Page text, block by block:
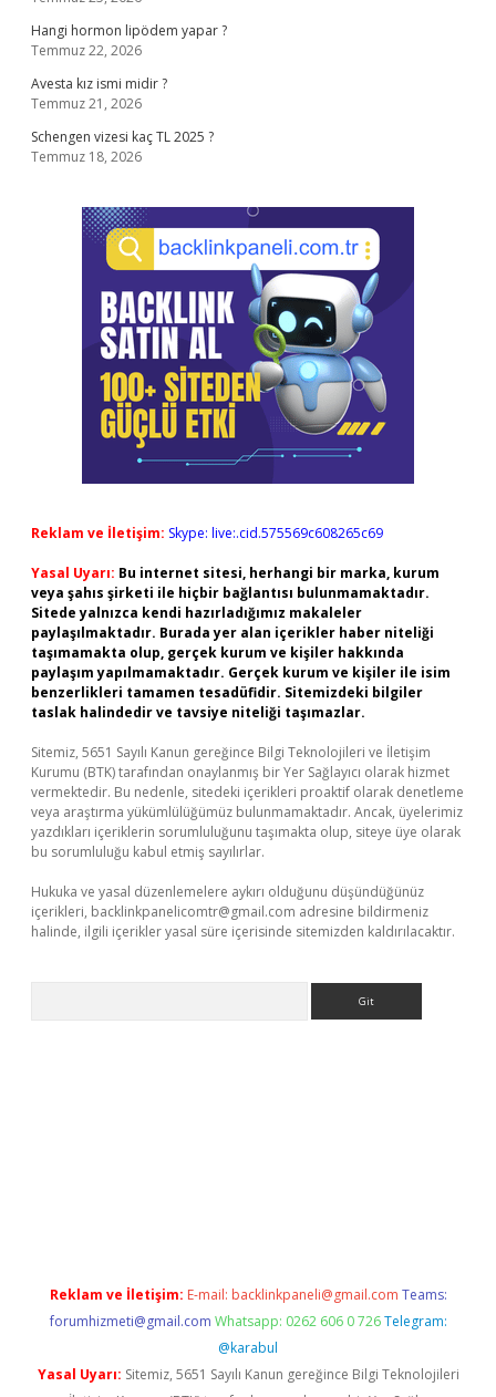
Hangi hormon lipödem yapar ?
Temmuz 22, 2026
Avesta kız ismi midir ?
Temmuz 21, 2026
Schengen vizesi kaç TL 2025 ?
Temmuz 18, 2026
Reklam ve İletişim: Skype: live:.cid.575569c608265c69
Yasal Uyarı: Bu internet sitesi, herhangi bir marka, kurum
veya şahıs şirketi ile hiçbir bağlantısı bulunmamaktadır.
Sitede yalnızca kendi hazırladığımız makaleler
paylaşılmaktadır. Burada yer alan içerikler haber niteliği
taşımamakta olup, gerçek kurum ve kişiler hakkında
paylaşım yapılmamaktadır. Gerçek kurum ve kişiler ile isim
benzerlikleri tamamen tesadüfidir. Sitemizdeki bilgiler
taslak halindedir ve tavsiye niteliği taşımazlar.
Sitemiz, 5651 Sayılı Kanun gereğince Bilgi Teknolojileri ve İletişim
Kurumu (BTK) tarafından onaylanmış bir Yer Sağlayıcı olarak hizmet
vermektedir. Bu nedenle, sitedeki içerikleri proaktif olarak denetleme
veya araştırma yükümlülüğümüz bulunmamaktadır. Ancak, üyelerimiz
yazdıkları içeriklerin sorumluluğunu taşımakta olup, siteye üye olarak
bu sorumluluğu kabul etmiş sayılırlar.
Hukuka ve yasal düzenlemelere aykırı olduğunu düşündüğünüz
içerikleri, backlinkpanelicomtr@gmail.com adresine bildirmeniz
halinde, ilgili içerikler yasal süre içerisinde sitemizden kaldırılacaktır.
Reklam ve İletişim: E-mail: backlinkpaneli@gmail.com Teams:
forumhizmeti@gmail.com Whatsapp: 0262 606 0 726 Telegram:
@karabul
Yasal Uyarı: Sitemiz, 5651 Sayılı Kanun gereğince Bilgi Teknolojileri